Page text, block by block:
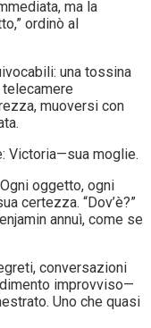
ma la
ordinò al
una tossina
muoversi con
Victoria—sua moglie.
oggetto, ogni
certezza. “Dov’è?”
annuì, come se
conversazioni
improvviso—
Uno che quasi